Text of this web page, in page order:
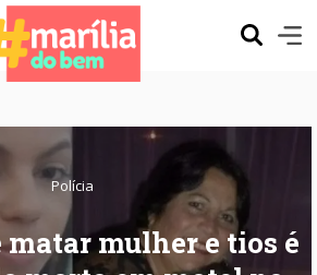
Polícia
matar mulher e tios é